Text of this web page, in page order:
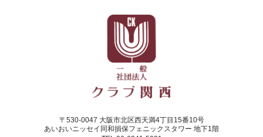
〒530-0047 大阪市北区西天満4丁目15番10号
あいおいニッセイ同和損保フェニックスタワー 地下1階